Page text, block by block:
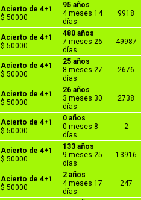
Acierto de 4+1
$ 50000
95 años
4 meses 14
días
9918
Acierto de 4+1
$ 50000
480 años
7 meses 26
días
49987
Acierto de 4+1
$ 50000
25 años
8 meses 27
días
2676
Acierto de 4+1
$ 50000
26 años
3 meses 30
días
2738
Acierto de 4+1
$ 50000
0 años
0 meses 8
días
2
Acierto de 4+1
$ 50000
133 años
9 meses 25
días
13916
Acierto de 4+1
$ 50000
2 años
4 meses 17
días
247